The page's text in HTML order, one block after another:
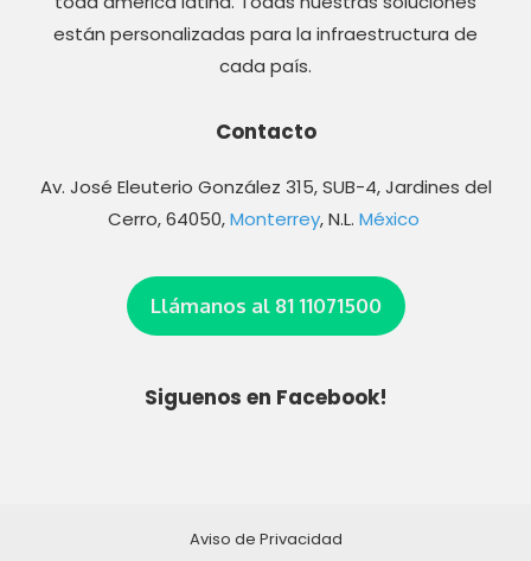
están personalizadas para la infraestructura de
cada país.
Contacto
Av. José Eleuterio González 315, SUB-4, Jardines del
Cerro, 64050,Monterrey, N.L. México
Llámanos al 81 11071500
Siguenos en Facebook!
Aviso de Privacidad